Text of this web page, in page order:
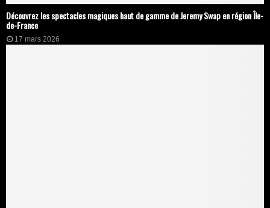
Découvrez les spectacles magiques haut de gamme de Jeremy Swap en région Île-
de-France
17 mars 2026